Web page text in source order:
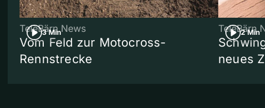
3 Min
TeleBärn News
Vom Feld zur Motocross-
Rennstrecke
2 Min
TeleBärn
neues